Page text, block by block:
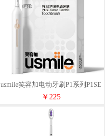
usmile笑容加电动牙刷P1系列P1SE
月牙白
￥225